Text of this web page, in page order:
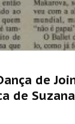
de
de